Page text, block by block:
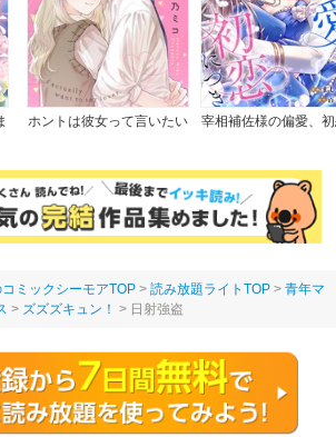
ホントは彼女って言いたい
宰相補佐様の偏愛、
ミックシーモアTOP 読み放題ライトTOP
青年マ
ズズズキュン！ 日射強盗